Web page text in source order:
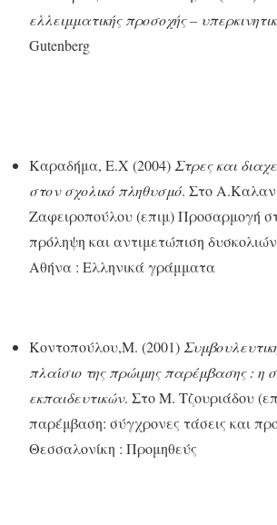
ελλειμματικής προσοχής –
Gutenberg
Καραδήμα, Ε.Χ (2004) Στρες και
στον σχολικό πληθυσμό. Στο
Ζαφειροπούλου (επιμ) Προσαρμογή
πρόληψη και αντιμετώπιση
Αθήνα : Ελληνικά γράμματα
Κοντοπούλου,Μ. (2001)
πλαίσιο της πρώιμης παρέμβασης : η
εκπαιδευτικών. Στο Μ. Τζουριάδου
παρέμβαση: σύγχρονες τάσεις και
Θεσσαλονίκη : Προμηθεύς